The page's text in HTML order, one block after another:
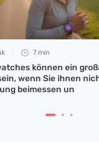
7 min
können ein
wenn Sie ihnen
beimessen un